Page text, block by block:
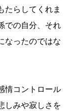
たらしてくれま
での自分、それ
なったのではな
情コントロール
しみや寂しさを